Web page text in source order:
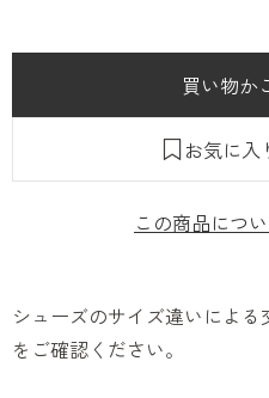
お気に入
この商品につ
シューズのサイズ違いによる
をご確認ください。